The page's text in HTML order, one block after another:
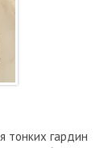
тонких гардин